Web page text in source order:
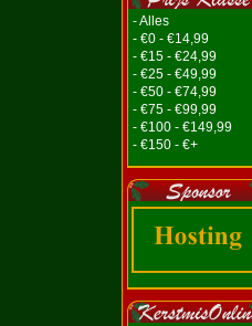
- Alles
- €0 - €14,99
- €15 - €24,99
- €25 - €49,99
- €50 - €74,99
- €75 - €99,99
- €100 - €149,99
- €150 - €+